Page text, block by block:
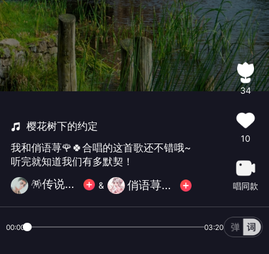
樱花树下的约定
我和俏语荨🌹🍀合唱的这首歌还不错哦~
听完就知道我们有多默契！
🪅传说🪅✨🀄️✨💫古道诗原💫 & 俏语荨🌹🍀
34
10
唱同款
00:00 03:20